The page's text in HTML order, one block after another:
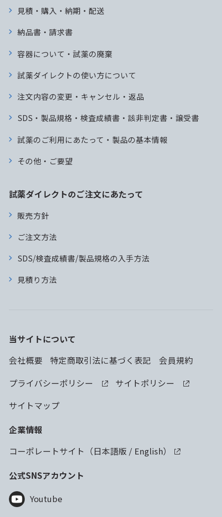
見積・購入・納期・配送
納品書・請求書
容器について・試薬の廃棄
試薬ダイレクトの使い方について
注文内容の変更・キャンセル・返品
SDS・製品規格・検査成績書・該非判定書・譲受書
試薬のご利用にあたって・製品の基本情報
その他・ご要望
試薬ダイレクトのご注文にあたって
販売方針
ご注文方法
SDS/検査成績書/製品規格の入手方法
見積り方法
当サイトについて
会社概要
特定商取引法に基づく表記
会員規約
プライバシーポリシー
サイトポリシー
サイトマップ
企業情報
コーポレートサイト（日本語版 / English）
公式SNSアカウント
Youtube